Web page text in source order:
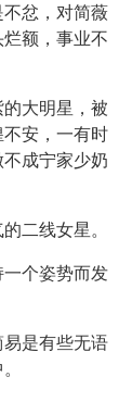
忿，对简薇
额，事业不
大明星，被
安，一有时
成宁家少奶
二线女星。
个姿势而发
是有些无语